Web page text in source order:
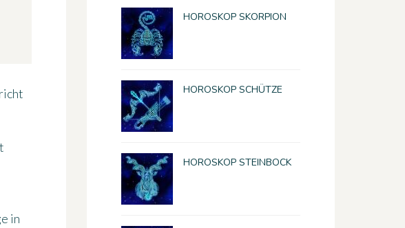
in
HOROSKOP SKORPION
HOROSKOP SCHÜTZE
HOROSKOP STEINBOCK